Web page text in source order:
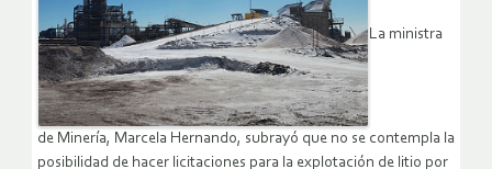
La ministra
de Minería, Marcela Hernando, subrayó que no se contempla la
posibilidad de hacer licitaciones para la explotación de litio por